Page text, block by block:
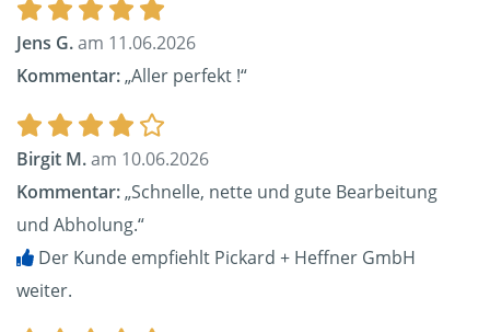
Jens G.am 11.06.2026
Kommentar:„Aller perfekt !“
Birgit M.am 10.06.2026
Kommentar:„Schnelle, nette und gute Bearbeitung
und Abholung.“
Der Kunde empfiehlt Pickard + Heffner GmbH
weiter.